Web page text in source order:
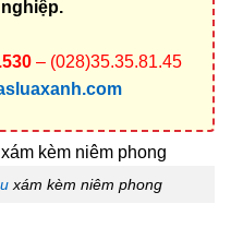
– (028)35.35.81.45
xám kèm niêm phong